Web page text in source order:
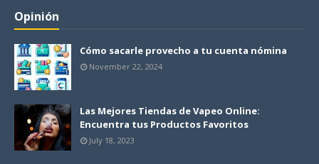
Opinión
Cómo sacarle provecho a tu cuenta nómina
November 22, 2024
Las Mejores Tiendas de Vapeo Online:
Encuentra tus Productos Favoritos
July 18, 2023